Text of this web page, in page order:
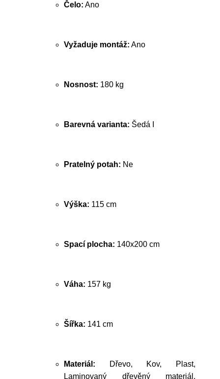
Čelo: Ano
Vyžaduje montáž: Ano
Nosnost: 180 kg
Barevná varianta: Šedá I
Pratelný potah: Ne
Výška: 115 cm
Spací plocha: 140x200 cm
Váha: 157 kg
Šířka: 141 cm
Materiál: Dřevo, Kov, Plast,
Laminovaný dřevěný materiál,